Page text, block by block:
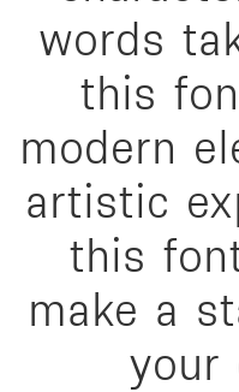
words
this
modern
artistic
this
make a
your